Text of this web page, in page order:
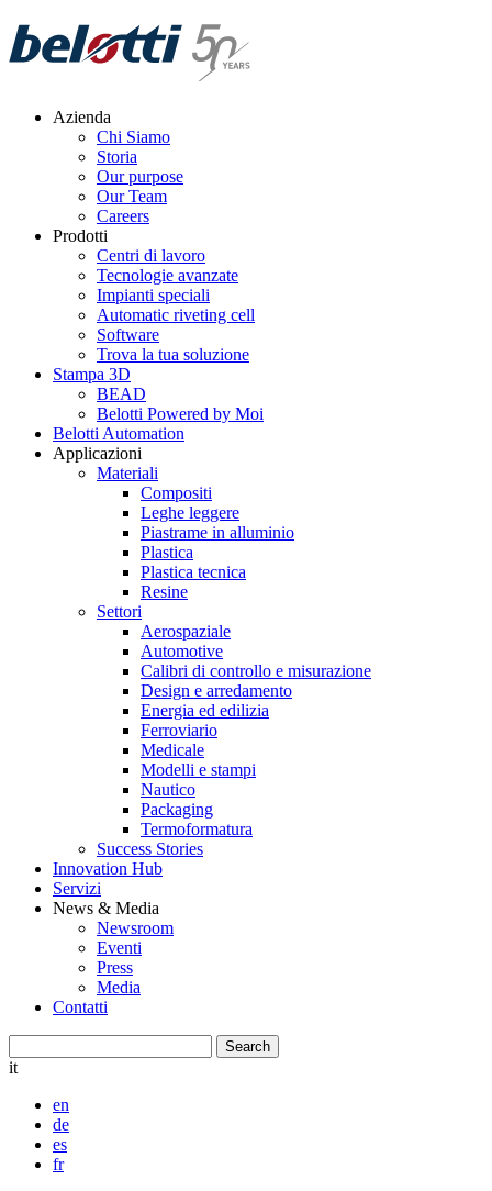
to
content
Azienda
Chi Siamo
Storia
Our purpose
Our Team
Careers
Prodotti
Centri di lavoro
Tecnologie avanzate
Impianti speciali
Automatic riveting cell
Software
Trova la tua soluzione
Stampa 3D
BEAD
Belotti Powered by Moi
Belotti Automation
Applicazioni
Materiali
Compositi
Leghe leggere
Piastrame in alluminio
Plastica
Plastica tecnica
Resine
Settori
Aerospaziale
Automotive
Calibri di controllo e misurazione
Design e arredamento
Energia ed edilizia
Ferroviario
Medicale
Modelli e stampi
Nautico
Packaging
Termoformatura
Success Stories
Innovation Hub
Servizi
News & Media
Newsroom
Eventi
Press
Media
Contatti
it
en
de
es
fr